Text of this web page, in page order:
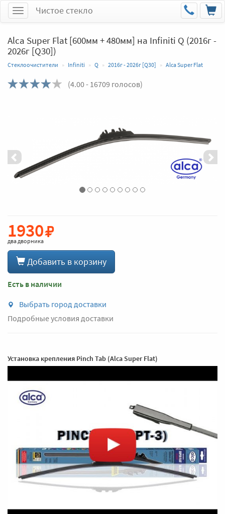
МенюЧистое стекло
Alca Super Flat [600мм + 480мм] на Infiniti Q (2016г -
2026г [Q30])
Стеклоочистители Infiniti Q 2016г - 2026г [Q30] Alca Super Flat
(4.00- 16709 голосов)
1930
два дворника
Добавить в корзину
Есть в наличии
Выбрать город доставки
Подробные условия доставки
Установка крепления Pinch Tab (Alca Super Flat)